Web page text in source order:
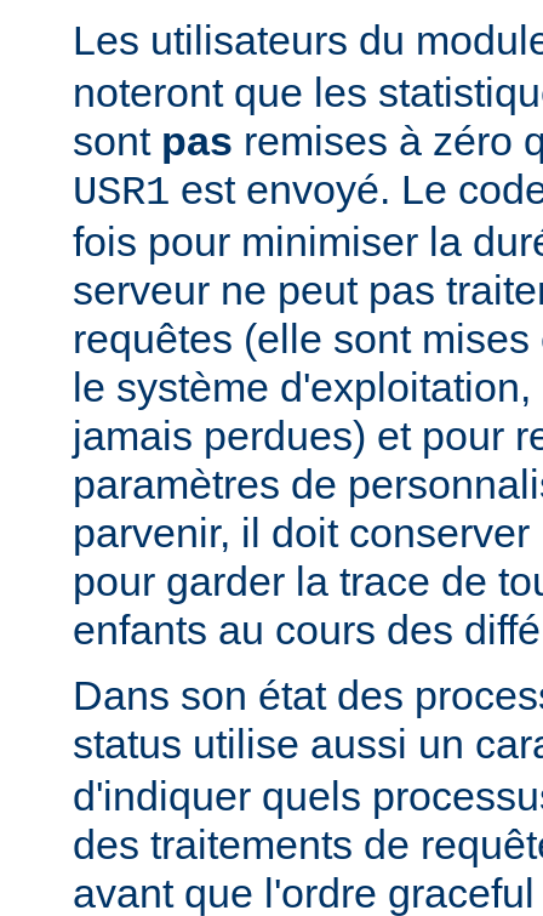
Les utilisateurs du
noteront que les
sont pas remises à zéro
USR1 est envoyé. Le
fois pour minimiser la
serveur ne peut pas
requêtes (elle sont
le système
jamais perdues) et pour
paramètres de
parvenir, il doit
pour garder la trace de
enfants au cours des
Dans son état des
status utilise aussi un
d'indiquer quels
des traitements de
avant que l'ordre